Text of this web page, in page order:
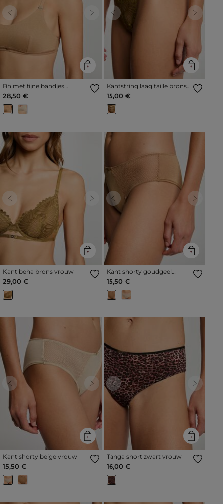
Previous Next
Bh met fijne bandjes
goudgeel vrouw
28,50 €
Previous Next
Kantstring laag taille brons
vrouw
15,00 €
Previous Next
Kant beha brons vrouw
29,00 €
Previous Next
Kant shorty goudgeel
15,50 €
Previous Next
Kant shorty beige vrouw
15,50 €
Previous Next
Tanga short zwart vrouw
16,00 €